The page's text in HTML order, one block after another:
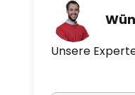
Unsere